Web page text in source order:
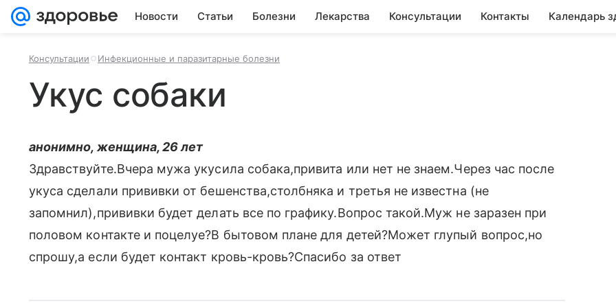
Новости Статьи Болезни Лекарства Консультации Контакты Календарь
Консультации Инфекционные и паразитарные болезни
Укус собаки
анонимно, женщина, 26 лет
Здравствуйте.Вчера мужа укусила собака,привита или нет не знаем.Через час после
укуса сделали прививки от бешенства,столбняка и третья не известна (не
запомнил),прививки будет делать все по графику.Вопрос такой.Муж не заразен при
половом контакте и поцелуе?В бытовом плане для детей?Может глупый вопрос,но
спрошу,а если будет контакт кровь-кровь?Спасибо за ответ